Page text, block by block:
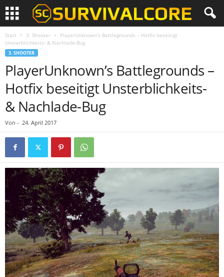
Start 3. Shooter
PlayerUnknown’s Battlegrounds – Hotfix beseitigt
Unsterblichkeits- & Nachlade-Bug
3. SHOOTER
PlayerUnknown’s Battlegrounds –
Hotfix beseitigt Unsterblichkeits-
& Nachlade-Bug
Von - 24. April 2017